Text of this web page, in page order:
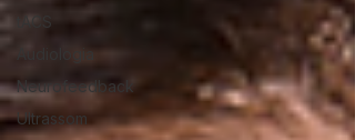
tACS
Audiologia
Neurofeedback
Ultrassom